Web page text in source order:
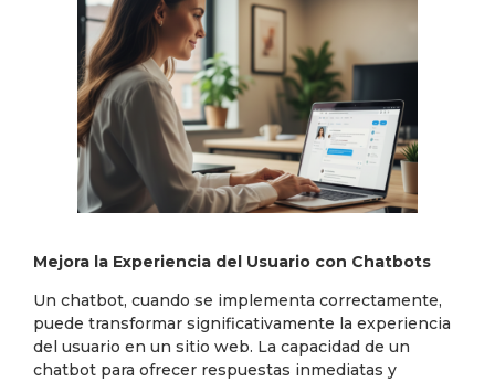
Mejora la Experiencia del Usuario con Chatbots
Un chatbot, cuando se implementa correctamente,
puede transformar significativamente la experiencia
del usuario en un sitio web. La capacidad de un
chatbot para ofrecer respuestas inmediatas y